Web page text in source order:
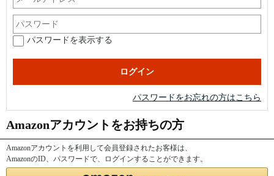
パスワードを表示する
パスワードをお忘れの方はこちら
Amazonアカウントをお持ちの方
Amazonアカウントを利用して会員登録されたお客様は、
AmazonのID、パスワードで、ログインすることができます。